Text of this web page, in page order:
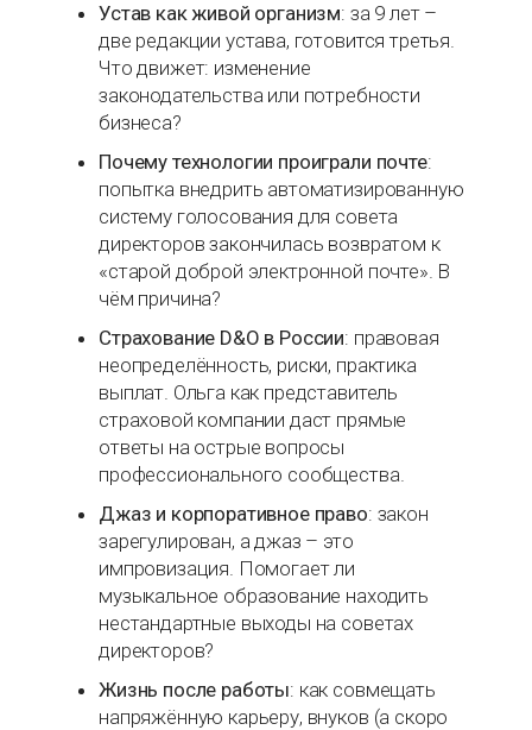
Устав как живой организм: за 9 лет –
две редакции устава, готовится третья.
Что движет: изменение
законодательства или потребности
бизнеса?
Почему технологии проиграли почте:
попытка внедрить автоматизированную
систему голосования для совета
директоров закончилась возвратом к
«старой доброй электронной почте». В
чём причина?
Страхование D&O в России: правовая
неопределённость, риски, практика
выплат. Ольга как представитель
страховой компании даст прямые
ответы на острые вопросы
профессионального сообщества.
Джаз и корпоративное право: закон
зарегулирован, а джаз – это
импровизация. Помогает ли
музыкальное образование находить
нестандартные выходы на советах
директоров?
Жизнь после работы: как совмещать
напряжённую карьеру, внуков (а скоро